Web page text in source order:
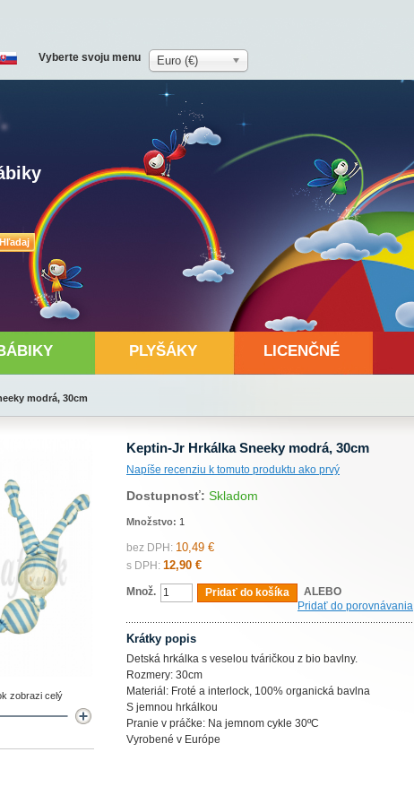
Hľadaj
Vyberte svoju menu Euro (€)
PLYŠÁKY LICENČNÉ
modrá, 30cm
Keptin-Jr Hrkálka Sneeky modrá, 30cm
Napíše recenziu k tomuto produktu ako prvý
Dostupnosť: Skladom
Množstvo: 1
bez DPH: 10,49 €
s DPH: 12,90 €
Množ. Pridať do košíka
ALEBO
Pridať do porovnávania
Krátky popis
Detská hrkálka s veselou tváričkou z bio bavlny.
Rozmery: 30cm
Materiál: Froté a interlock, 100% organická bavlna
S jemnou hrkálkou
Pranie v práčke: Na jemnom cykle 30ºC
Vyrobené v Európe
zobrazi celý